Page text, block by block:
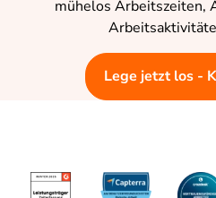
mühelos Arbeitszeiten,
Lege jetzt los -